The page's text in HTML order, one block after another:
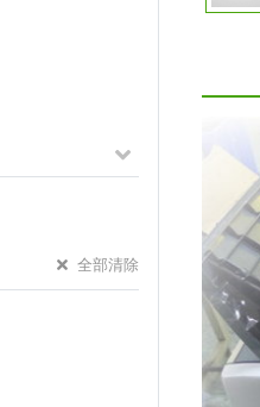
全部清除